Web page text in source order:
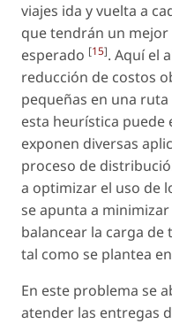
viajes ida y vuelta a
que tendrán un
esperado [15]. Aquí el
reducción de costos
pequeñas en una
esta heurística puede
exponen diversas
proceso de
a optimizar el uso de
se apunta a
balancear la carga
tal como se plantea en
En este problema se
atender las entregas